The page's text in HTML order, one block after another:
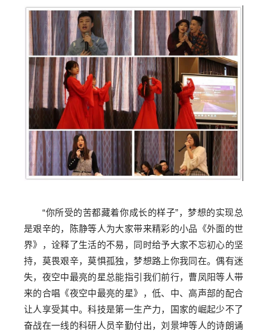
“你所受的苦都藏着你成长的样子”，梦想的实现总
是艰辛的，陈静等人为大家带来精彩的小品《外面的世
界》，诠释了生活的不易，同时给予大家不忘初心的坚
持，莫畏艰辛，莫惧孤独，梦想路上你我同在。偶有迷
失，夜空中最亮的星总能指引我们前行，曹凤阳等人带
来的合唱《夜空中最亮的星》，低、中、高声部的配合
让人享受其中。科技是第一生产力，国家的崛起少不了
奋战在一线的科研人员辛勤付出，刘景坤等人的诗朗诵